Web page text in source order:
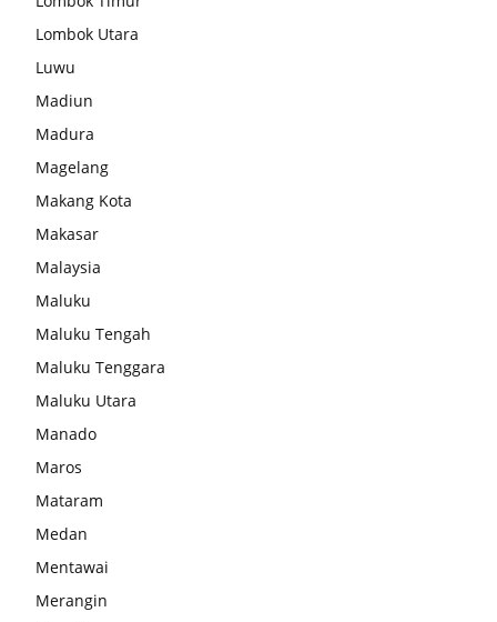
Lombok Utara
Luwu
Madiun
Madura
Magelang
Makang Kota
Makasar
Malaysia
Maluku
Maluku Tengah
Maluku Tenggara
Maluku Utara
Manado
Maros
Mataram
Medan
Mentawai
Merangin